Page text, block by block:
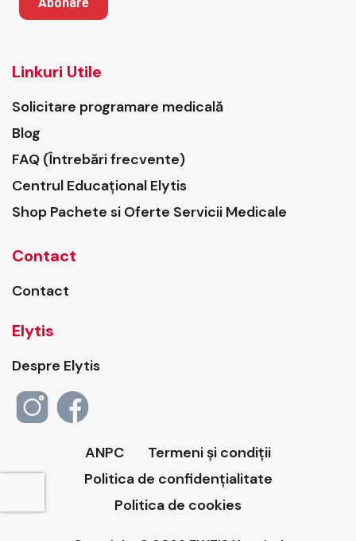
Linkuri Utile
Solicitare programare medicală
Blog
FAQ (Întrebări frecvente)
Centrul Educațional Elytis
Shop Pachete si Oferte Servicii Medicale
Contact
Contact
Elytis
Despre Elytis
ANPC
Termeni și condiții
Politica de confidențialitate
Politica de cookies